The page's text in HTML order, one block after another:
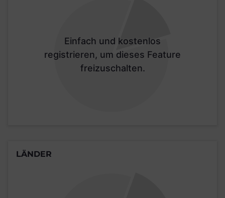
Einfach und kostenlos
registrieren, um dieses Feature
freizuschalten.
LÄNDER